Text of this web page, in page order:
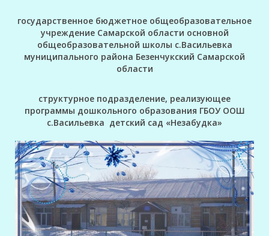
государственное бюджетное общеобразовательное
учреждение Самарской области основной
общеобразовательной школы с.Васильевка
муниципального района Безенчукский Самарской
области
структурное подразделение, реализующее
программы дошкольного образования ГБОУ ООШ
с.Васильевка детский сад «Незабудка»